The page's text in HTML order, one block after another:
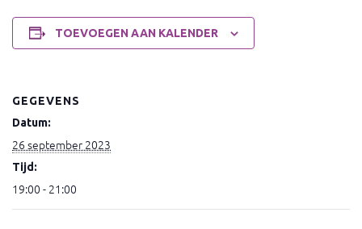
TOEVOEGEN AAN KALENDER
GEGEVENS
Datum:
26 september 2023
Tijd:
19:00 - 21:00